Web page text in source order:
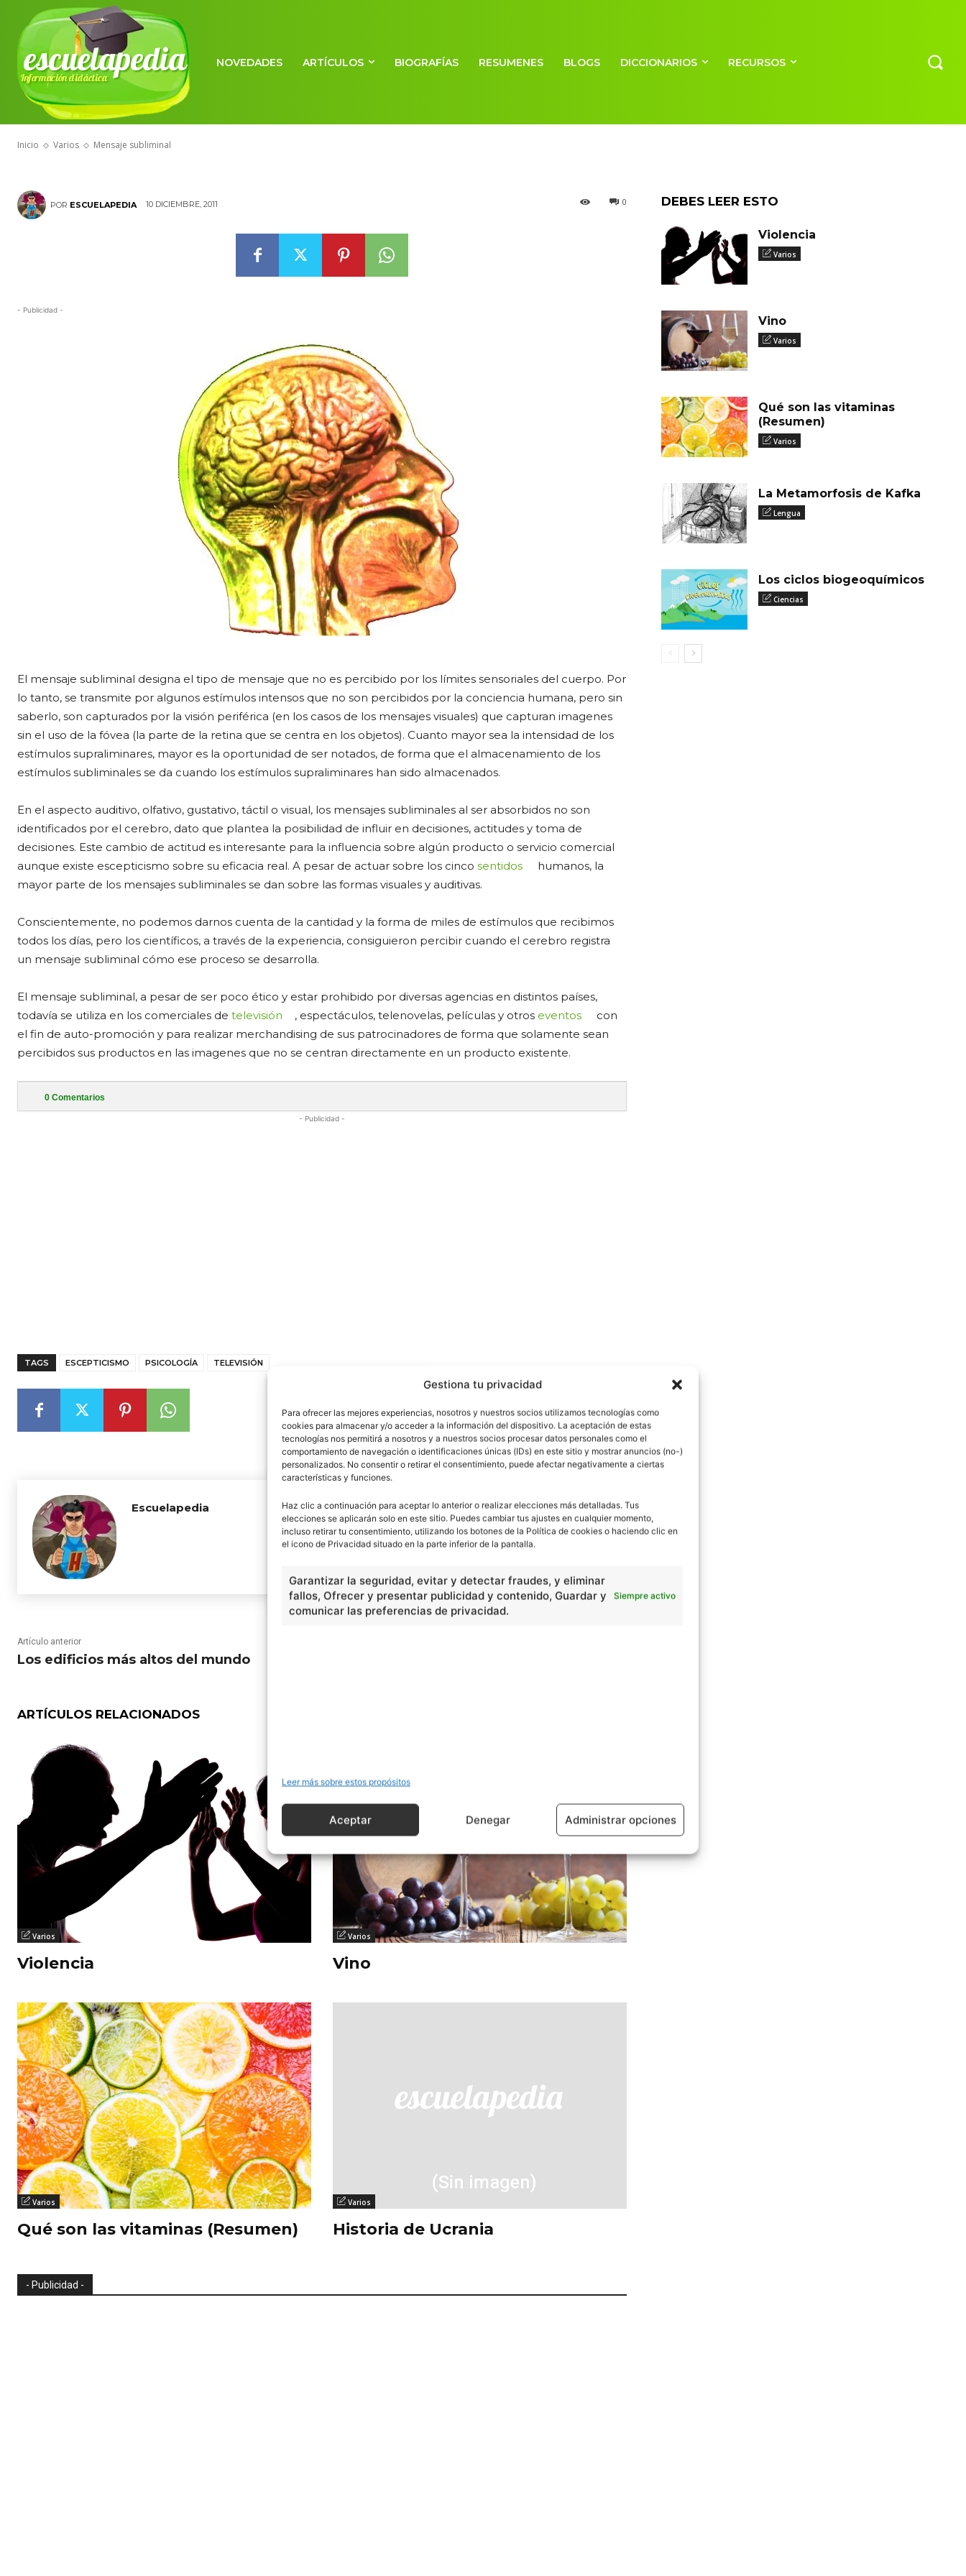
Gestiona tu privacidad
Para ofrecer las mejores experiencias, nosotros y nuestros socios utilizamos tecnologías como
cookies para almacenar y/o acceder a la información del dispositivo. La aceptación de estas
tecnologías nos permitirá a nosotros y a nuestros socios procesar datos personales como el
comportamiento de navegación o identificaciones únicas (IDs) en este sitio y mostrar anuncios (no-)
personalizados. No consentir o retirar el consentimiento, puede afectar negativamente a ciertas
características y funciones.
Haz clic a continuación para aceptar lo anterior o realizar elecciones más detalladas. Tus
elecciones se aplicarán solo en este sitio. Puedes cambiar tus ajustes en cualquier momento,
incluso retirar tu consentimiento, utilizando los botones de la Política de cookies o haciendo clic en
el icono de Privacidad situado en la parte inferior de la pantalla.
Garantizar la seguridad, evitar y detectar fraudes, y eliminar
fallos, Ofrecer y presentar publicidad y contenido, Guardar y
comunicar las preferencias de privacidad.
Siempre activo
Leer más sobre estos propósitos
Aceptar Denegar Administrar opciones
escuelapedia
Información didáctica
NOVEDADES ARTÍCULOS BIOGRAFÍAS RESUMENES BLOGS DICCIONARIOS RECURSOS
Inicio Varios Mensaje subliminal
VARIOS
Mensaje subliminal
POR ESCUELAPEDIA 10 DICIEMBRE, 2011 0
- Publicidad -
El mensaje subliminal designa el tipo de mensaje que no es percibido por los límites sensoriales del cuerpo. Por
lo tanto, se transmite por algunos estímulos intensos que no son percibidos por la conciencia humana, pero sin
saberlo, son capturados por la visión periférica (en los casos de los mensajes visuales) que capturan imagenes
sin el uso de la fóvea (la parte de la retina que se centra en los objetos). Cuanto mayor sea la intensidad de los
estímulos supraliminares, mayor es la oportunidad de ser notados, de forma que el almacenamiento de los
estímulos subliminales se da cuando los estímulos supraliminares han sido almacenados.
En el aspecto auditivo, olfativo, gustativo, táctil o visual, los mensajes subliminales al ser absorbidos no son
identificados por el cerebro, dato que plantea la posibilidad de influir en decisiones, actitudes y toma de
decisiones. Este cambio de actitud es interesante para la influencia sobre algún producto o servicio comercial
aunque existe escepticismo sobre su eficacia real. A pesar de actuar sobre los cinco sentidos
humanos, la
mayor parte de los mensajes subliminales se dan sobre las formas visuales y auditivas.
Conscientemente, no podemos darnos cuenta de la cantidad y la forma de miles de estímulos que recibimos
todos los días, pero los científicos, a través de la experiencia, consiguieron percibir cuando el cerebro registra
un mensaje subliminal cómo ese proceso se desarrolla.
El mensaje subliminal, a pesar de ser poco ético y estar prohibido por diversas agencias en distintos países,
todavía se utiliza en los comerciales de televisión , espectáculos, telenovelas, películas y otros eventos
con
el fin de auto-promoción y para realizar merchandising de sus patrocinadores de forma que solamente sean
percibidos sus productos en las imagenes que no se centran directamente en un producto existente.
0 Comentarios
- Publicidad -
TAGS ESCEPTICISMO PSICOLOGÍA TELEVISIÓN
Escuelapedia
Artículo anterior
Los edificios más altos del mundo
ARTÍCULOS RELACIONADOS
Varios
Violencia
Varios
Vino
Varios
Qué son las vitaminas (Resumen)
Varios
Historia de Ucrania
- Publicidad -
DEBES LEER ESTO
Violencia
Varios
Vino
Varios
Qué son las vitaminas
(Resumen)
Varios
La Metamorfosis de Kafka
Lengua
Los ciclos biogeoquímicos
Ciencias